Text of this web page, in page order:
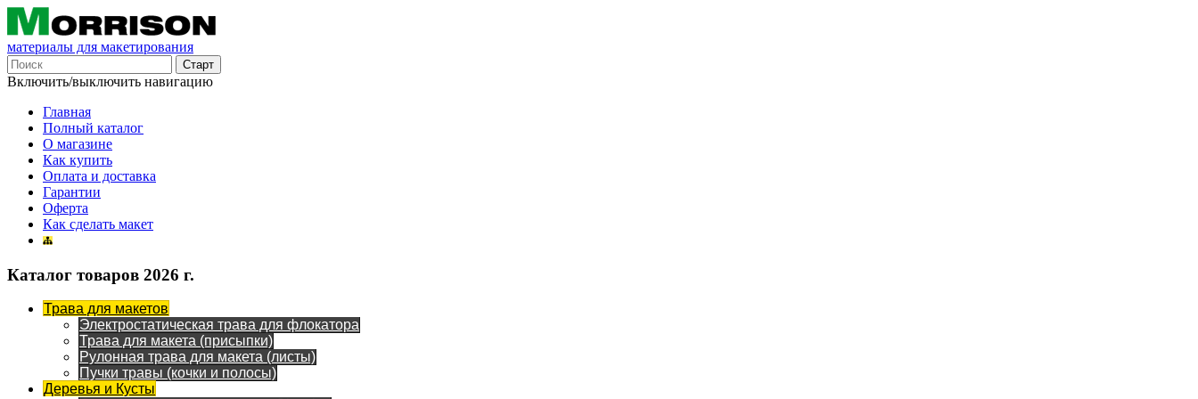
материалы для макетирования
Включить/выключить навигацию
Главная
Полный каталог
О магазине
Как купить
Оплата и доставка
Гарантии
Оферта
Как сделать макет
Каталог товаров 2026 г.
Трава для макетов
Электростатическая трава для флокатора
Трава для макета (присыпки)
Рулонная трава для макета (листы)
Пучки травы (кочки и полосы)
Деревья и Кусты